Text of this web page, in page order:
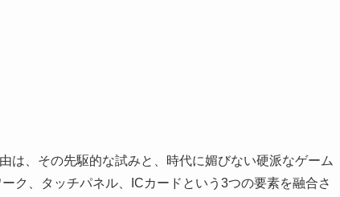
は、その先駆的な試みと、時代に媚びない硬派なゲーム
ク、タッチパネル、ICカードという3つの要素を融合さ